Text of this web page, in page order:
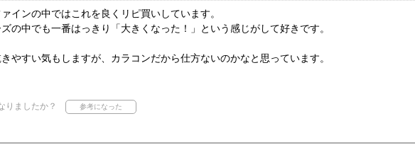
インの中ではこれを良くリピ買いしています。
の中でも一番はっきり「大きくなった！」という感じがして好きです。
やすい気もしますが、カラコンだから仕方ないのかなと思っています。
りましたか？